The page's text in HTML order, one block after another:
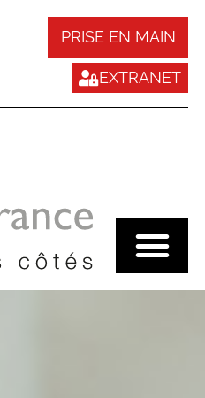
PRISE EN MAIN
EXTRANET